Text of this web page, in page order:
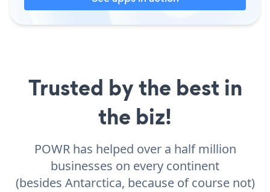
Trusted by the best in
the biz!
POWR has helped over a half million
businesses on every continent
(besides Antarctica, because of course not)